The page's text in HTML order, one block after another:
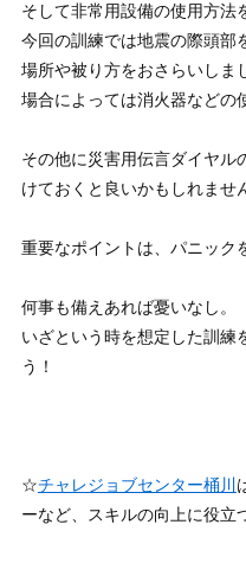
そして非常用設備の使用方法
今回の訓練では地震の際頭部
場所や被り方をおさらいしま
場合によっては消火器などの
その他に災害用伝言ダイヤル
けておくと良いかもしれませ
重要なポイントは、パニック
何事も備えあれば憂いなし。
いざという時を想定した訓練
う！
☆チャレジョブセンター桶川
ーなど、スキルの向上に役立